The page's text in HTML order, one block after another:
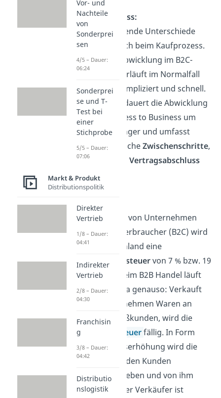
Kaufprozess:
Entscheidende Unterschiede
gibt es auch beim Kaufprozess.
Die Kaufabwicklung im B2C-
Bereich verläuft im Normalfall
sehr unkompliziert und schnell.
Dagegen dauert die Abwicklung
von Business to Business um
einiges länger und umfasst
umfangreicheZwischenschritte,
bis es zum Vertragsabschluss
kommt.
Steuer:
Im Handel von Unternehmen
zum Endverbraucher (B2C) wird
in Deutschland eine
Mehrwertsteuervon 7 % bzw. 19
% fällig. Beim B2B Handel läuft
das in etwa genauso: Verkauft
ein Unternehmen Waren an
einen Großkunden, wird die
Umsatzsteuerfällig. In Form
einer Preiserhöhung wird die
Steuer an den Kunden
weitergegeben und von ihm
bezahlt. Der Verkäufer ist
Vor- und
Nachteile
von
Sonderprei
sen
4/5 – Dauer:
06:24
Sonderprei
se und T-
Test bei
einer
Stichprobe
5/5 – Dauer:
07:06
Markt & Produkt
Distributionspolitik
Direkter
Vertrieb
1/8 – Dauer:
04:41
Indirekter
Vertrieb
2/8 – Dauer:
04:30
Franchisin
g
3/8 – Dauer:
04:42
Distributio
nslogistik